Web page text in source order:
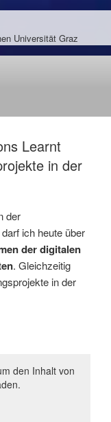
Universität Graz
Learnt
in der
der
ich heute über
der digitalen
. Gleichzeitig
in der
den Inhalt von